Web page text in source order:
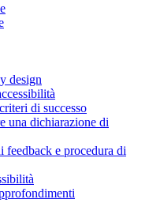
design
di successo
una dichiarazione di
feedback e procedura di